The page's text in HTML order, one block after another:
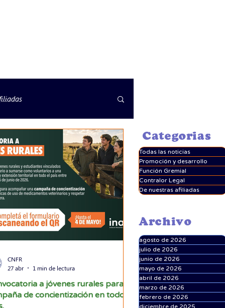
a jóvenes rurales para
de concientización en todo el
CNFR
27 abr
1 min de lectura
Archivo
agosto de 2026
julio de 2026
junio de 2026
mayo de 2026
abril de 2026
marzo de 2026
febrero de 2026
diciembre de 2025
Categorias
Todas las noticias
Promoción y desarrollo
Función Gremial
Contralor Legal
De nuestras afiliadas